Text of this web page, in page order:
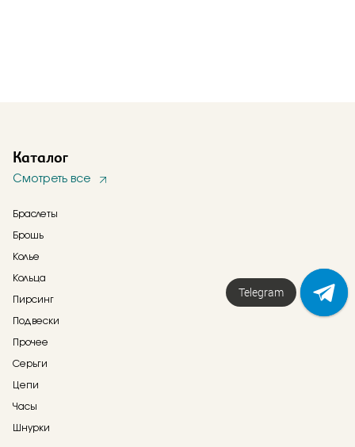
Каталог
Смотреть все
Браслеты
Брошь
Колье
Кольца
Пирсинг
Подвески
Прочее
Серьги
Цепи
Часы
Шнурки
Напишите нам!